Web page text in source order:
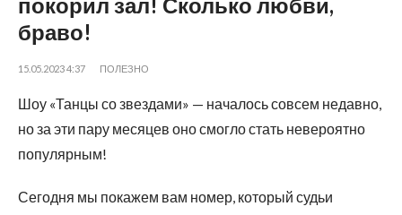
браво!
15.05.2023 4:37 ПОЛЕЗНО
Шоу «Танцы со звездами» — началось совсем недавно,
но за эти пару месяцев оно смогло стать невероятно
популярным!
Сегодня мы покажем вам номер, который судьи